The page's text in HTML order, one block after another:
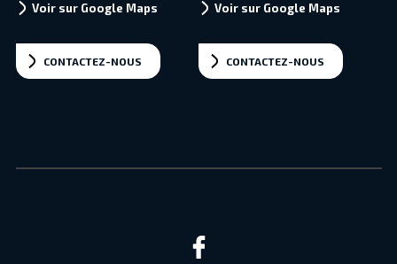
Voir sur Google Maps
CONTACTEZ-NOUS
Voir sur Google Maps
CONTACTEZ-NOUS